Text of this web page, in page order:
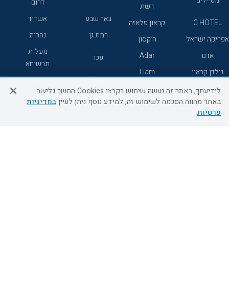
רשת
C HOTEL
קראון פלאזה
אפריקה ישראל
רוקסון
אדם
Adar
גולדן קראון
Liam
דרום
באר שבע
אשדוד
רמת גן
נהריה
עכו
מעלות
תרשיחא
רחובות
צפת
חדרה
דרום
לידיעתך, באתר זה נעשה שימוש בקבצי Cookies המשך גלישה
באתר מהווה הסכמה לשימוש זה, למידע נוסף ניתן לעייןבמדיניות
פרטיות